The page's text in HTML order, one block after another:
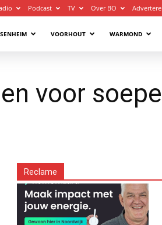
Podcast TV Over BO
VOORHOUT WARMOND
voor
Reclame